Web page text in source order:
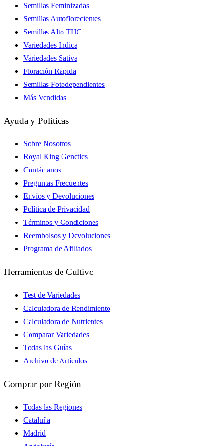
Semillas Feminizadas
Semillas Autoflorecientes
Semillas Alto THC
Variedades Indica
Variedades Sativa
Floración Rápida
Semillas Fotodependientes
Más Vendidas
Ayuda y Políticas
Sobre Nosotros
Royal King Genetics
Contáctanos
Preguntas Frecuentes
Envíos y Devoluciones
Política de Privacidad
Términos y Condiciones
Reembolsos y Devoluciones
Programa de Afiliados
Herramientas de Cultivo
Test de Variedades
Calculadora de Rendimiento
Calculadora de Nutrientes
Comparar Variedades
Todas las Guías
Archivo de Artículos
Comprar por Región
Todas las Regiones
Cataluña
Madrid